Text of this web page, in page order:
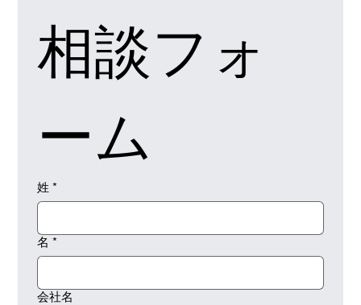
相談フォ
ーム
姓 *
名 *
会社名